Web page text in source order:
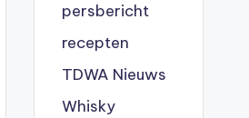
persbericht
recepten
TDWA Nieuws
Whisky